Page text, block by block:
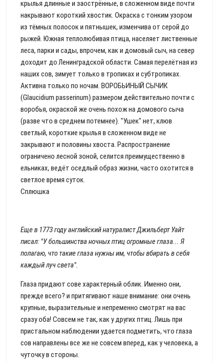
крылья длинные и заострённые, в сложенном виде почти
накрывают короткий хвостик. Окраска с тонким узором
из тёмных полосок и пятнышек, изменчива от серой до
рыжей. Южная теплолюбивая птица, населяет лиственные
леса, парки и сады, впрочем, как и домовый сыч, на север
доходит до Ленинградской области. Самая перелётная из
наших сов, зимует только в тропиках и субтропиках.
Активна только по ночам. ВОРОБЬИНЫЙ СЫЧИК
(Glaucidium passerinum) размером действительно почти с
воробья, окраской же очень похож на домового сыча
(разве что в среднем потемнее). "Ушек" нет, клюв
светлый, короткие крылья в сложенном виде не
закрывают и половины хвоста. Распространение
ограничено лесной зоной, селится преимущественно в
ельниках, ведёт оседлый образ жизни, часто охотится в
светлое время суток.
Сплюшка
Еще в 1773 году английский натуралист Джильберт Уайт
писал: "У большинства ночных птиц огромные глаза... Я
полагаю, что такие глаза нужны им, чтобы вбирать в себя
каждый луч света".
Глаза придают сове характерный облик. Именно они,
прежде всего? и притягивают наше внимание: они очень
крупные, выразительные и непременно смотрят на вас
сразу оба! Совсем не так, как у других птиц. Лишь при
пристальном наблюдении удается подметить, что глаза
сов направлены все же не совсем вперед, как у человека, а
чуточку в стороны.